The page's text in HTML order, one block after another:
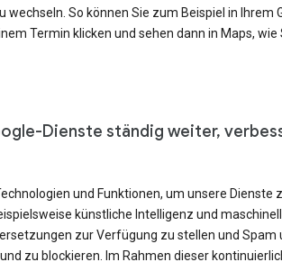
So können Sie zum Beispiel in Ihrem
Termin klicken und sehen dann in Maps, wie
Dienste ständig weiter,
und Funktionen, um unsere Dienste
künstliche Intelligenz und
zur Verfügung zu stellen und Spam
zu blockieren. Im Rahmen dieser